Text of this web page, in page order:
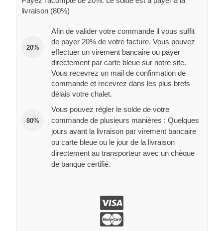
livraison (80%)
20%
Afin de valider votre commande il vous suffit
de payer 20% de votre facture. Vous pouvez
effectuer un virement bancaire ou payer
directement par carte bleue sur notre site.
Vous recevrez un mail de confirmation de
commande et recevrez dans les plus brefs
délais votre chalet.
80%
Vous pouvez régler le solde de votre
commande de plusieurs manières : Quelques
jours avant la livraison par virement bancaire
ou carte bleue ou le jour de la livraison
directement au transporteur avec un chèque
de banque certifié.